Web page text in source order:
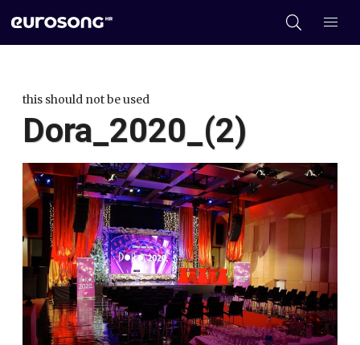
this should not be used
Dora_2020_(2)